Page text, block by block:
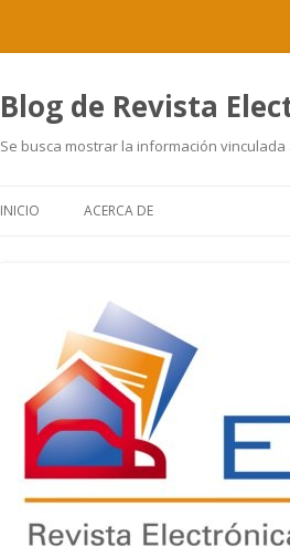
Blog de Revista
Se busca mostrar la información
INICIO ACERCA DE